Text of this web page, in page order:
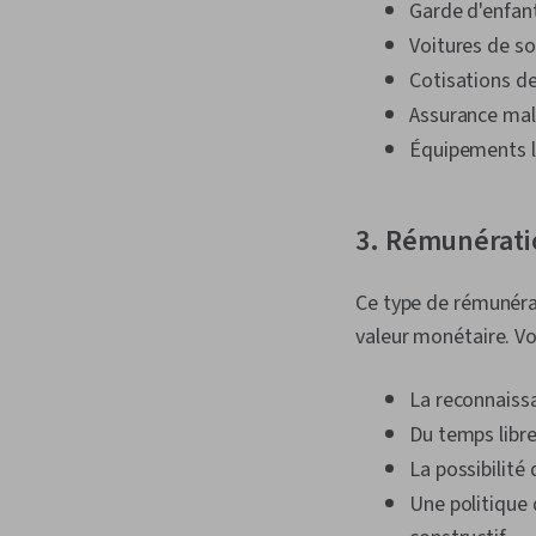
Garde
Voitures de
Cotisations
Assurance
Équipements
3.
Ce type de
valeur monétaire.
La
Du temps
La possibilité
Une